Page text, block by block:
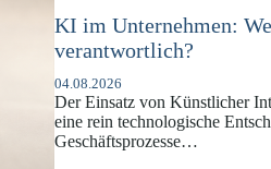
KI im Unternehmen:
verantwortlich?
04.08.2026
Der Einsatz von Künstlicher
eine rein technologische
Geschäftsprozesse…